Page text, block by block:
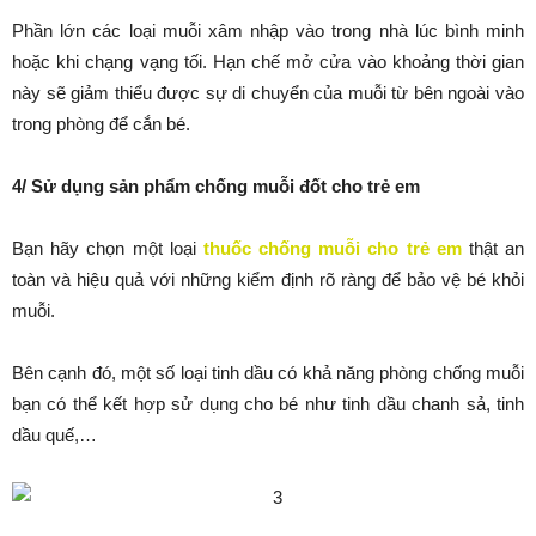
Phần lớn các loại muỗi xâm nhập vào trong nhà lúc bình minh
hoặc khi chạng vạng tối. Hạn chế mở cửa vào khoảng thời gian
này sẽ giảm thiểu được sự di chuyển của muỗi từ bên ngoài vào
trong phòng để cắn bé.
4/ Sử dụng sản phẩm chống muỗi đốt cho trẻ em
Bạn hãy chọn một loại thuốc chống muỗi cho trẻ emthật an
toàn và hiệu quả với những kiểm định rõ ràng để bảo vệ bé khỏi
muỗi.
Bên cạnh đó, một số loại tinh dầu có khả năng phòng chống muỗi
bạn có thể kết hợp sử dụng cho bé như tinh dầu chanh sả, tinh
dầu quế,…